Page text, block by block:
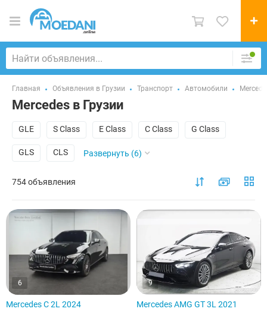
Главная Объявления в Грузии Транспорт Автомобили
Mercedes в Грузии
GLE S Class E Class C Class G Class
GLS CLS Развернуть (6)
754 объявления
6
Mercedes C 2L 2024
9
Mercedes AMG GT 3L 2021